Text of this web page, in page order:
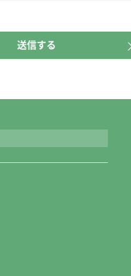
送信する